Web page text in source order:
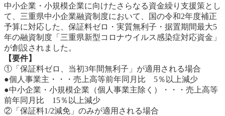
中小企業・小規模企業に向けたさらなる資金繰り支援策とし
て、三重県中小企業融資制度において、国の令和2年度補正
予算に対応した、保証料ゼロ・実質無利子・据置期間最大5
年の融資制度「三重県新型コロナウイルス感染症対応資金」
が創設されました。
【要件】
①「保証料ゼロ、当初3年間無利子」が適用される場合
●個人事業主・・・売上高等前年同月比 5％以上減少
●中小企業・小規模企業（個人事業主除く）・・・売上高等
前年同月比 15％以上減少
②「保証料1/2減免」のみが適用される場合